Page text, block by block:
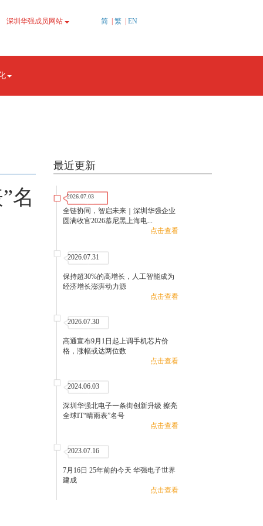
深圳华强成员网站 简 繁 EN
名
最近更新
2026.07.03
全链协同，智启未来｜深圳华强企业
圆满收官2026慕尼黑上海电...
点击查看
2026.07.31
保持‌超30%的高增长，人工智能成为
经济增长澎湃动力源
点击查看
2026.07.30
高通宣布9月1日起上调手机芯片价
格，涨幅或达两位数
点击查看
2024.06.03
深圳华强北电子一条街创新升级 擦亮
全球IT“晴雨表”名号
点击查看
2023.07.16
7月16日 25年前的今天 华强电子世界
建成
点击查看